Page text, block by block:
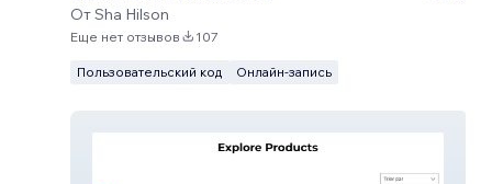
ОтSha Hilson
Еще нет отзывов 107
Пользовательский код Онлайн-запись